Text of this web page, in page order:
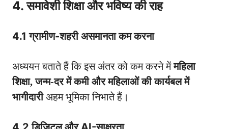
4. समावेशी शिक्षा और भविष्य की राह
4.1 ग्रामीण-शहरी असमानता कम करना
अध्ययन बताते हैं कि इस अंतर को कम करने मेंमहिला
शिक्षा, जन्म-दर में कमी और महिलाओं की कार्यबल में
भागीदारीअहम भूमिका निभाते हैं।